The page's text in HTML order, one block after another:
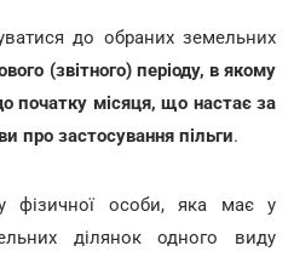
до обраних земельних
(звітного) періоду, в якому
початку місяця, що настає за
про застосування пільги.
фізичної особи, яка має у
ділянок одного виду